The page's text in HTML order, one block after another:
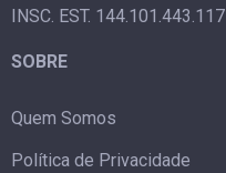
INSC. EST. 144.101.443.117
SOBRE
Quem Somos
Política de Privacidade